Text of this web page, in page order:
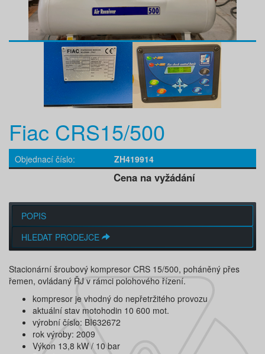
Fiac CRS15/500
Objednací číslo ZH419914
Cena na vyžádání
POPIS
HLEDAT PRODEJCE
Stacionární šroubový kompresor CRS 15/500, poháněný přes
řemen, ovládaný ŘJ v rámci polohového řízení.
kompresor je vhodný do nepřetržitého provozu
aktuální stav motohodin 10 600 mot.
výrobní číslo: BI632672
rok výroby: 2009
Výkon 13,8 kW / 10 bar